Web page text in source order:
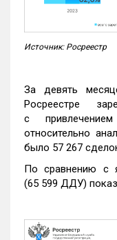
Источник: Росреестр
За девять
Росреестре
с
относительно
было 57 267
По сравнению с
(65 599 ДДУ)